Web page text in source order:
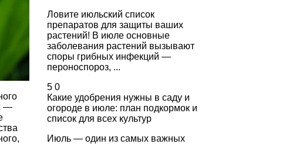
—
Ловите июльский список
препаратов для защиты ваших
растений! В июле основные
заболевания растений вызывают
споры грибных инфекций —
пероноспороз, ...
5 0
Какие удобрения нужны в саду и
огороде в июле: план подкормок и
список для всех культур
Июль — один из самых важных